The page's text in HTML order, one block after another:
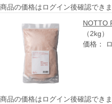
商品の価格はログイン後確認でき
NOTTO
（2kg）
価格：
商品の価格はログイン後確認でき